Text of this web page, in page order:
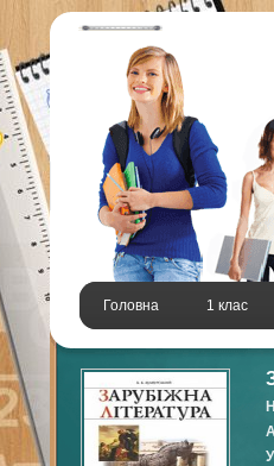
Головна 1 клас